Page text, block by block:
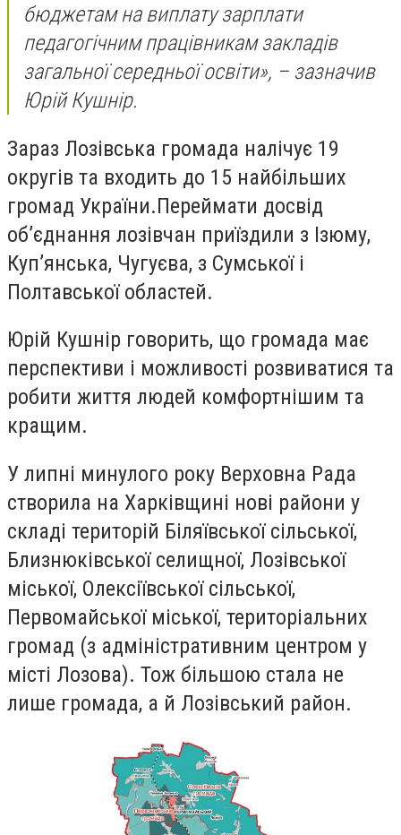
бюджетам на виплату зарплати
педагогічним працівникам закладів
загальної середньої освіти», – зазначив
Юрій Кушнір.
Зараз Лозівська громада налічує 19
округів та входить до 15 найбільших
громад України.Переймати досвід
об’єднання лозівчан приїздили з Ізюму,
Куп’янська, Чугуєва, з Сумської і
Полтавської областей.
Юрій Кушнір говорить, що громада має
перспективи і можливості розвиватися та
робити життя людей комфортнішим та
кращим.
У липні минулого року Верховна Рада
створила на Харківщині нові райони у
складі територій Біляївської сільської,
Близнюківської селищної, Лозівської
міської, Олексіївської сільської,
Первомайської міської, територіальних
громад (з адміністративним центром у
місті Лозова). Тож більшою стала не
лише громада, а й Лозівський район.